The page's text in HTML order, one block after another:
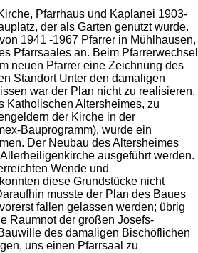
Pfarrhaus und Kaplanei 1903-
der als Garten genutzt wurde.
1941 -1967 Pfarrer in Mühlhausen,
Pfarrsaales an. Beim Pfarrerwechsel
neuen Pfarrer eine Zeichnung des
Standort Unter den damaligen
war der Plan nicht zu realisieren.
Katholischen Altersheimes, zu
der Kirche in der
Bauprogramm), wurde ein
Der Neubau des Altersheimes
ausgeführt werden.
Wende und
diese Grundstücke nicht
musste der Plan des Baues
fallen gelassen werden; übrig
Raumnot der großen Josefs-
des damaligen Bischöflichen
uns einen Pfarrsaal zu